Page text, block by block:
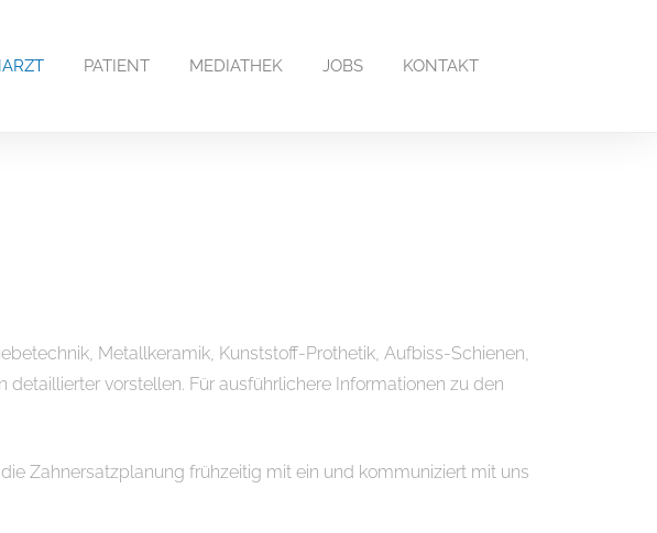
PATIENT MEDIATHEK JOBS KONTAKT
Metallkeramik, Kunststoff-Prothetik, Aufbiss-Schienen,
vorstellen. Für ausführlichere Informationen zu den
Zahnersatzplanung frühzeitig mit ein und kommuniziert mit uns